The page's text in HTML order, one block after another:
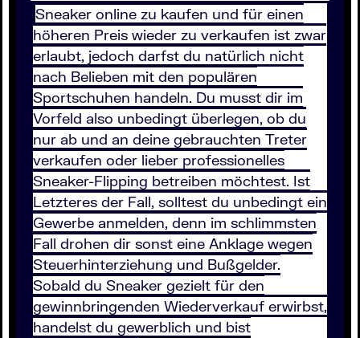
Sneaker online zu kaufen und für einen
höheren Preis wieder zu verkaufen ist zwar
erlaubt, jedoch darfst du natürlich nicht
nach Belieben mit den populären
Sportschuhen handeln. Du musst dir im
Vorfeld also unbedingt überlegen, ob du
nur ab und an deine gebrauchten Treter
verkaufen oder lieber professionelles
Sneaker-Flipping betreiben möchtest. Ist
Letzteres der Fall, solltest du unbedingt ein
Gewerbe anmelden, denn im schlimmsten
Fall drohen dir sonst eine Anklage wegen
Steuerhinterziehung und Bußgelder.
Sobald du Sneaker gezielt für den
gewinnbringenden Wiederverkauf erwirbst,
handelst du gewerblich und bist